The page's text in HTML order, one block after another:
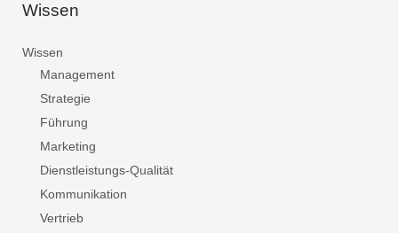
Wissen
Wissen
Management
Strategie
Führung
Marketing
Dienstleistungs-Qualität
Kommunikation
Vertrieb